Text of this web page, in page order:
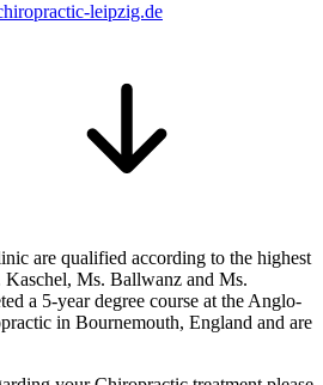
leipzig.de
are qualified according to the highest
Kaschel, Ms. Ballwanz and Ms.
a 5-year degree course at the Anglo-
in Bournemouth, England and are